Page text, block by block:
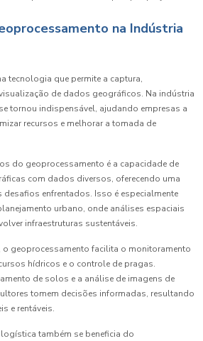
na Indústria
tecnologia que permite a captura,
de dados geográficos. Na indústria
tornou indispensável, ajudando empresas a
recursos e melhorar a tomada de
do geoprocessamento é a capacidade de
com dados diversos, oferecendo uma
enfrentados. Isso é especialmente
urbano, onde análises espaciais
infraestruturas sustentáveis.
geoprocessamento facilita o monitoramento
hídricos e o controle de pragas.
de solos e a análise de imagens de
tomem decisões informadas, resultando
e rentáveis.
também se beneficia do